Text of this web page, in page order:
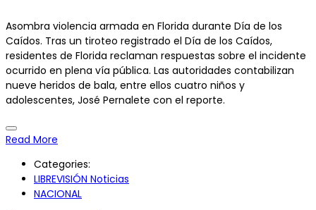
Asombra violencia armada en Florida durante Día de los
Caídos. Tras un tiroteo registrado el Día de los Caídos,
residentes de Florida reclaman respuestas sobre el incidente
ocurrido en plena vía pública. Las autoridades contabilizan
nueve heridos de bala, entre ellos cuatro niños y
adolescentes, José Pernalete con el reporte.
Read More
Categories:
LIBREVISIÓN Noticias
NACIONAL